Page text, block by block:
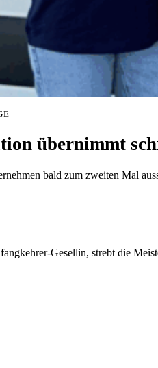
übernimmt
bald zum zweiten Mal
Gesellin, strebt die